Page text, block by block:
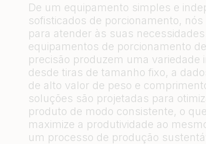
De um equipamento simples e
sofisticados de porcionamento,
para atender às suas
equipamentos de porcionamento
precisão produzem uma variedade
desde tiras de tamanho fixo, a
de alto valor de peso e
soluções são projetadas para
produto de modo consistente, o
maximize a produtividade ao
um processo de produção